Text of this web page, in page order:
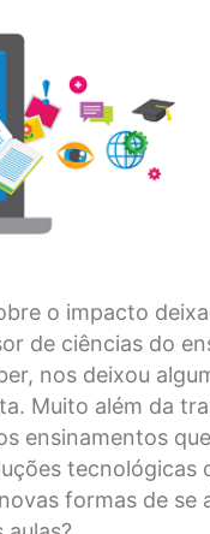
o impacto
de ciências do
nos deixou
Muito além da
ensinamentos
tecnológicas
formas de se